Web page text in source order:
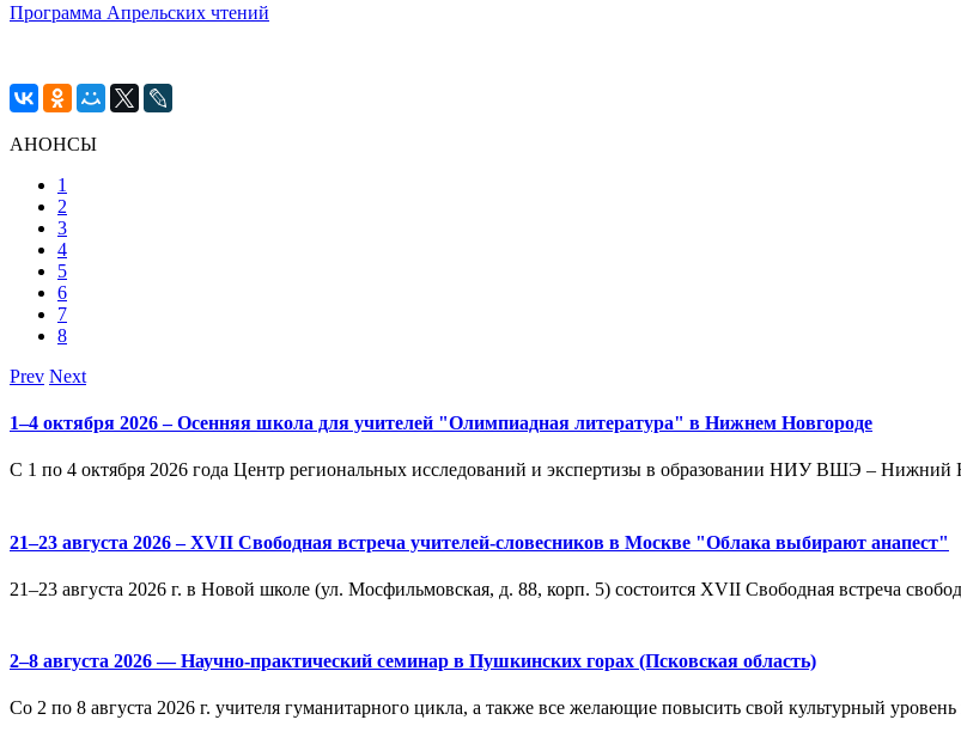
Программа Апрельских чтений
АНОНСЫ
1
2
3
4
5
6
7
8
Prev Next
1–4 октября 2026 – Осенняя школа для учителей "Олимпиадная литература" в Нижнем Новгороде
С 1 по 4 октября 2026 года Центр региональных исследований и экспертизы в образовании НИУ ВШЭ – Нижний
21–23 августа 2026 – XVII Свободная встреча учителей-словесников в Москве "Облака выбирают анапест"
21–23 августа 2026 г. в Новой школе (ул. Мосфильмовская, д. 88, корп. 5) состоится XVII Свободная встреча
2–8 августа 2026 — Научно-практический семинар в Пушкинских горах (Псковская область)
Со 2 по 8 августа 2026 г. учителя гуманитарного цикла, а также все желающие повысить свой культурный